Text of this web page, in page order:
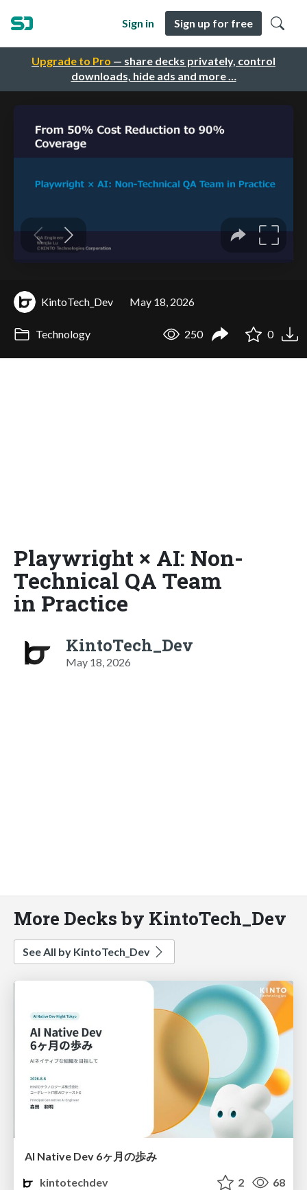
Upgrade to Pro — share decks privately, control
downloads, hide ads and more …
Sign in Sign up for free
KintoTech_Dev May 18, 2026
Technology 250 0
Playwright × AI: Non-
Technical QA Team
in Practice
KintoTech_Dev
May 18, 2026
More Decks by KintoTech_Dev
See All by KintoTech_Dev
AI Native Dev 6ヶ月の歩み
kintotechdev
2 68